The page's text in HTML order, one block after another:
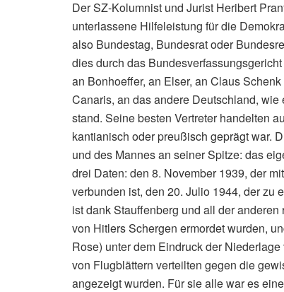
Der SZ-Kolumnist und Jurist Heribert
unterlassene Hilfeleistung für die
also Bundestag, Bundesrat oder
dies durch das
an Bonhoeffer, an Elser, an Claus
Canaris, an das andere Deutschland,
stand. Seine besten Vertreter handelten
kantianisch oder preußisch geprägt war.
und des Mannes an seiner Spitze: das
drei Daten: den 8. November 1939, der
verbunden ist, den 20. Julio 1944, der zu
ist dank Stauffenberg und all der
von Hitlers Schergen ermordet wurden,
Rose) unter dem Eindruck der
von Flugblättern verteilten gegen die
angezeigt wurden. Für sie alle war es